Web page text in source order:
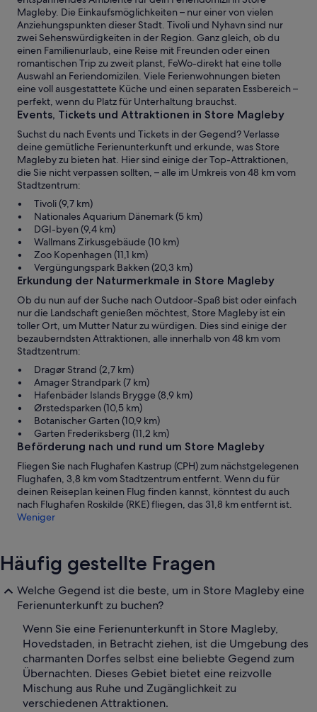
Magleby. Die Einkaufsmöglichkeiten – nur einer von vielen
Anziehungspunkten dieser Stadt. Tivoli und Nyhavn sind nur
zwei Sehenswürdigkeiten in der Region. Ganz gleich, ob du
einen Familienurlaub, eine Reise mit Freunden oder einen
romantischen Trip zu zweit planst, FeWo-direkt hat eine tolle
Auswahl an Feriendomizilen. Viele Ferienwohnungen bieten
eine voll ausgestattete Küche und einen separaten Essbereich –
perfekt, wenn du Platz für Unterhaltung brauchst.
Events, Tickets und Attraktionen in Store Magleby
Suchst du nach Events und Tickets in der Gegend? Verlasse
deine gemütliche Ferienunterkunft und erkunde, was Store
Magleby zu bieten hat. Hier sind einige der Top-Attraktionen,
die Sie nicht verpassen sollten, – alle im Umkreis von 48 km vom
Stadtzentrum:
Tivoli (9,7 km)
Nationales Aquarium Dänemark (5 km)
DGI-byen (9,4 km)
Wallmans Zirkusgebäude (10 km)
Zoo Kopenhagen (11,1 km)
Vergüngungspark Bakken (20,3 km)
Erkundung der Naturmerkmale in Store Magleby
Ob du nun auf der Suche nach Outdoor-Spaß bist oder einfach
nur die Landschaft genießen möchtest, Store Magleby ist ein
toller Ort, um Mutter Natur zu würdigen. Dies sind einige der
bezauberndsten Attraktionen, alle innerhalb von 48 km vom
Stadtzentrum:
Dragør Strand (2,7 km)
Amager Strandpark (7 km)
Hafenbäder Islands Brygge (8,9 km)
Ørstedsparken (10,5 km)
Botanischer Garten (10,9 km)
Garten Frederiksberg (11,2 km)
Beförderung nach und rund um Store Magleby
Fliegen Sie nach Flughafen Kastrup (CPH) zum nächstgelegenen
Flughafen, 3,8 km vom Stadtzentrum entfernt. Wenn du für
deinen Reiseplan keinen Flug finden kannst, könntest du auch
nach Flughafen Roskilde (RKE) fliegen, das 31,8 km entfernt ist.
Weniger
Häufig gestellte Fragen
Welche Gegend ist die beste, um in Store Magleby eine
Ferienunterkunft zu buchen?
Wenn Sie eine Ferienunterkunft in Store Magleby,
Hovedstaden, in Betracht ziehen, ist die Umgebung des
charmanten Dorfes selbst eine beliebte Gegend zum
Übernachten. Dieses Gebiet bietet eine reizvolle
Mischung aus Ruhe und Zugänglichkeit zu
verschiedenen Attraktionen.